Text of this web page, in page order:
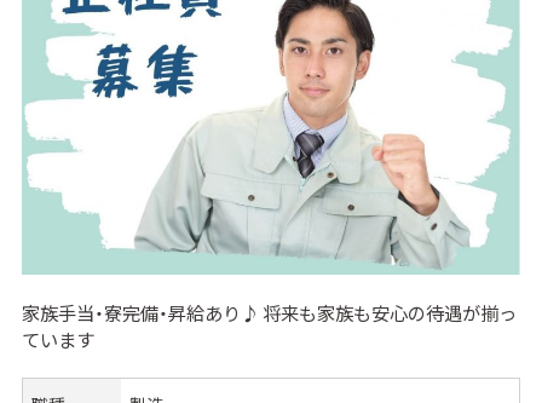
家族手当・寮完備・昇給あり♪ 将来も家族も安心の待遇が揃っ
ています